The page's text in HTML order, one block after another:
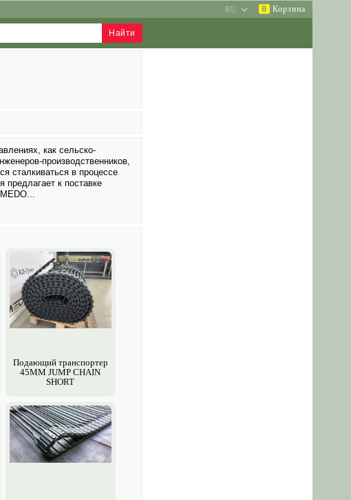
0 Корзина
как сельско­
производственников,
сталкиваться в процессе
к поставке
Подающий транспортер
45MM JUMP CHAIN
SHORT